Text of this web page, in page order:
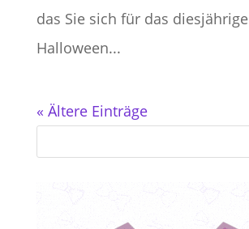
das Sie sich für das diesjährige
Halloween...
« Ältere Einträge